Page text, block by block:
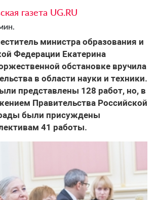
газета UG.RU
министра образования и
Федерации Екатерина
обстановке вручила
в области науки и техники.
представлены 128 работ, но, в
Правительства Российской
были присуждены
41 работы.